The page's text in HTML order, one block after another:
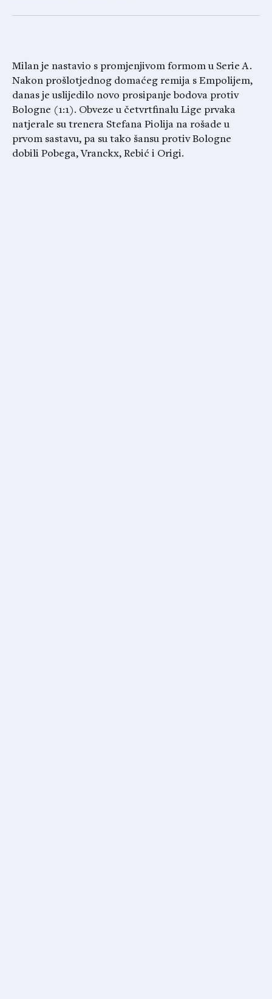
Milan je nastavio s promjenjivom formom u Serie A.
Nakon prošlotjednog domaćeg remija s Empolijem,
danas je uslijedilo novo prosipanje bodova protiv
Bologne (1:1). Obveze u četvrtfinalu Lige prvaka
natjerale su trenera Stefana Piolija na rošade u
prvom sastavu, pa su tako šansu protiv Bologne
dobili Pobega, Vranckx, Rebić i Origi.